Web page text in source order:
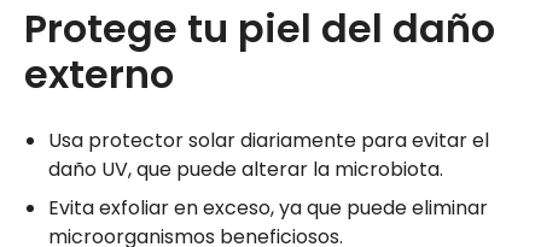
Protege tu piel del daño
externo
Usa protector solar diariamente para evitar el
daño UV, que puede alterar la microbiota.
Evita exfoliar en exceso, ya que puede eliminar
microorganismos beneficiosos.